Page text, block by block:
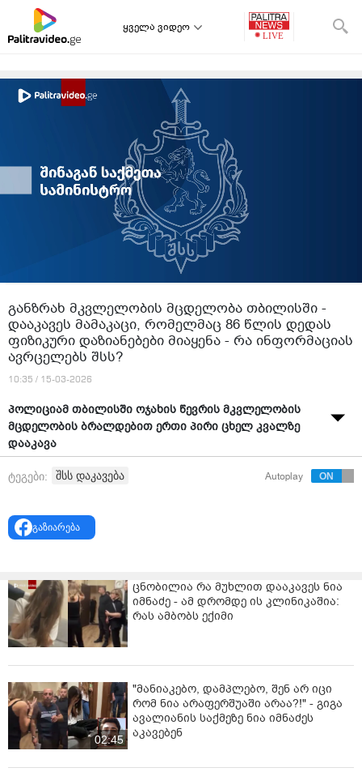
ყველა ვიდეო
განზრახ მკვლელობის მცდელობა თბილისში -
დააკავეს მამაკაცი, რომელმაც 86 წლის დედას
ფიზიკური დაზიანებები მიაყენა - რა ინფორმაციას
ავრცელებს შსს?
10:35 / 15-03-2026
პოლიციამ თბილისში ოჯახის წევრის მკვლელობის
მცდელობის ბრალდებით ერთი პირი ცხელ კვალზე
დააკავა
"შინაგან საქმეთა სამინისტროს თბილისის პოლიციის
მიმართ ჩადენილი განზრახ მკვლელობის მცდელობის
ბრალდებით, 1985 წელს დაბადებული წარსულში
გამოძიებით დადგინდა, რომ ბრალდებული
ალკოჰოლური ზემოქმედების ქვეშ იმყოფებოდა, რა
დროსაც ფიზიკური დაზიანებები მიაყენა დედას, 1940
წელს დაბადებულ ნ.დ.-ს.
დაშავებული ქალბატონი მძიმე დაზიანებებით,
შესაბამისი სამედიცინო დახმარების გაწევის მიზნით
კლინიკაში მოათავსეს.
სამართალდამცველებმა ჩატარებული საგამოძიებო
მოქმედებების შედეგად, ლ.კ. ცხელ კვალზე დააკავეს.
ტეგები: შსს დაკავება Autoplay
გაზიარება
ცნობილია რა მუხლით დააკავეს ნია
იმნაძე - ამ დრომდე ის კლინიკაშია:
რას ამბობს ექიმი
02:45
"მანიაკებო, დამპლებო, შენ არ იცი
რომ ნია არაფერშუაში არაა?!" - გიგა
ავალიანის საქმეზე ნია იმნაძეს
აკავებენ